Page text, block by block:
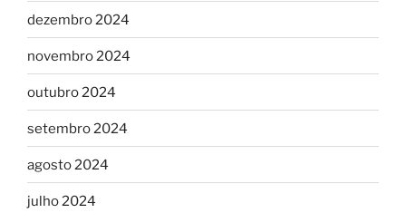
dezembro 2024
novembro 2024
outubro 2024
setembro 2024
agosto 2024
julho 2024